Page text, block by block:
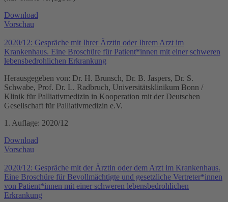
Download
Vorschau
2020/12: Gespräche mit Ihrer Ärztin oder Ihrem Arzt im
Krankenhaus. Eine Broschüre für Patient*innen mit einer schweren
lebensbedrohlichen Erkrankung
Herausgegeben von: Dr. H. Brunsch, Dr. B. Jaspers, Dr. S.
Schwabe, Prof. Dr. L. Radbruch, Universitätsklinikum Bonn /
Klinik für Palliativmedizin in Kooperation mit der Deutschen
Gesellschaft für Palliativmedizin e.V.
1. Auflage: 2020/12
Download
Vorschau
2020/12: Gespräche mit der Ärztin oder dem Arzt im Krankenhaus.
Eine Broschüre für Bevollmächtigte und gesetzliche Vertreter*innen
von Patient*innen mit einer schweren lebensbedrohlichen
Erkrankung